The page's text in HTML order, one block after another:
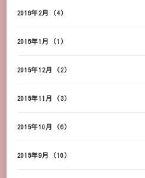
2016年2月 (4)
2016年1月 (1)
2015年12月 (2)
2015年11月 (3)
2015年10月 (6)
2015年9月 (10)